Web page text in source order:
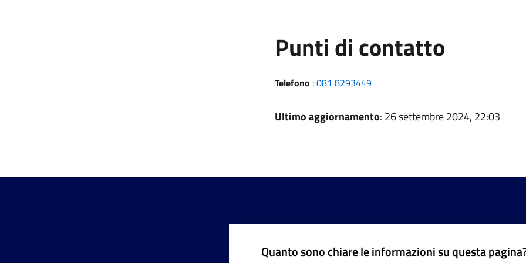
Punti di contatto
Telefono :081 8293449
Ultimo aggiornamento: 26 settembre 2024, 22:03
Quanto sono chiare le informazioni su questa